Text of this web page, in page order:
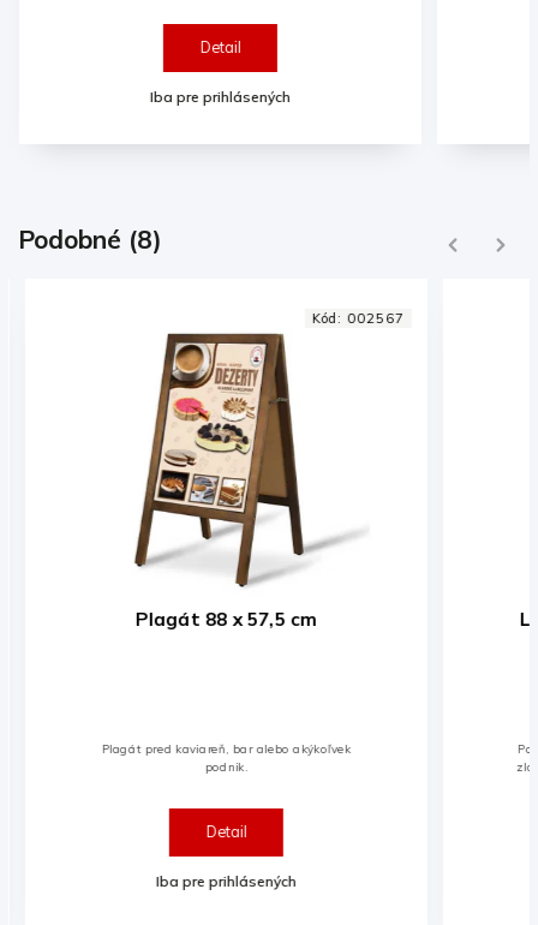
Iba pre prihlásených
Detail
Podobné (8) Previous
Plagát 88 x 57,5 cm
Iba pre prihlásených
Detail
Plagát pred kaviareň, bar alebo akýkoľvek
podnik.
Kód: 002567
Next